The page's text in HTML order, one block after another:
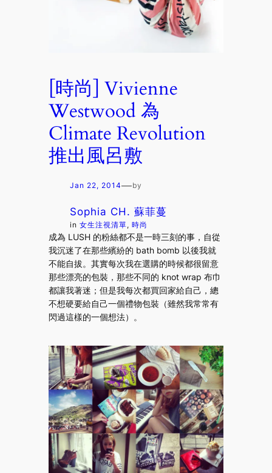
[時尚] Vivienne
Westwood 為
Climate Revolution
推出風呂敷
Jan 22, 2014—by
Sophia CH. 蘇菲蔓
in女生注視清單, 時尚
成為 LUSH 的粉絲都不是一時三刻的事，自從
我沉迷了在那些繽紛的 bath bomb 以後我就
不能自拔。其實每次我在選購的時候都很留意
那些漂亮的包裝，那些不同的 knot wrap 布巾
都讓我著迷；但是我每次都買回家給自己，總
不想硬要給自己一個禮物包裝（雖然我常常有
閃過這樣的一個想法）。